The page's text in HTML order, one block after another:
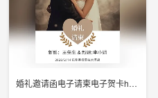
婚礼邀请函电子请柬电子贺卡h5制作